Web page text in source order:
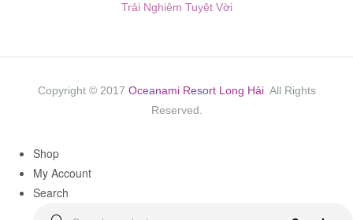
Trải Nghiệm Tuyệt Vời
Copyright © 2017 Oceanami Resort Long Hải. All Rights
Reserved.
Shop
My Account
Search